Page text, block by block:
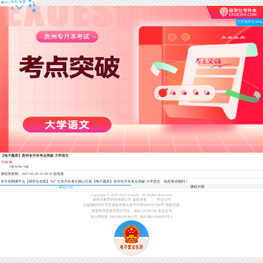
转本/专接
本
登
录导
航
打开易学仕APP
【电子题库】贵州专升本考点突破-大学语文
￥19.90
6套在线习题
课程有效期：2027-03-28 23:59:59 前有效
专升本网课平台【易学仕在线】为广大专升本考生精心打造【电子题库】贵州专升本考点突破-大学语文，祝您考试顺利！
课程介绍
课程大纲
Copyright © 2018-2024 Exueshi. All Rights Reserved.
易学仕教育科技有限公司 版权所有
平台公约
出版物经营许可证渝南岸新出发书字第5001087306号 刷新页面
增值电信业务经营许可证：渝B2-20200188 安全证书
渝公网安备 50010802003061号
渝ICP备15008282号-1